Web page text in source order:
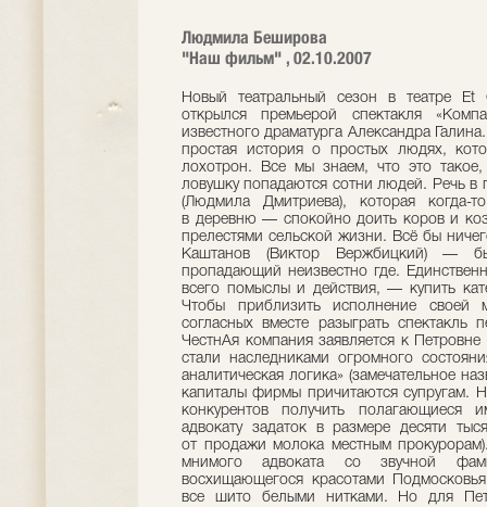
Людмила Беширова
"Наш фильм" , 02.10.2007
Новый театральный сезон в театре
открылся премьерой спектакля
известного драматурга Александра
простая история о простых людях,
лохотрон. Все мы знаем, что это
ловушку попадаются сотни людей. Речь в
(Людмила Дмитриева), которая когда-
в деревню — спокойно доить коров и
прелестями сельской жизни. Всё бы
Каштанов (Виктор Вержбицкий) —
пропадающий неизвестно где.
всего помыслы и действия, — купить
Чтобы приблизить исполнение своей
согласных вместе разыграть
ЧестнАя компания заявляется к
стали наследниками огромного
аналитическая логика» (замечательное
капиталы фирмы причитаются супругам.
конкурентов получить
адвокату задаток в размере десяти
от продажи молока местным
мнимого адвоката со звучной
восхищающегося красотами
все шито белыми нитками. Но для